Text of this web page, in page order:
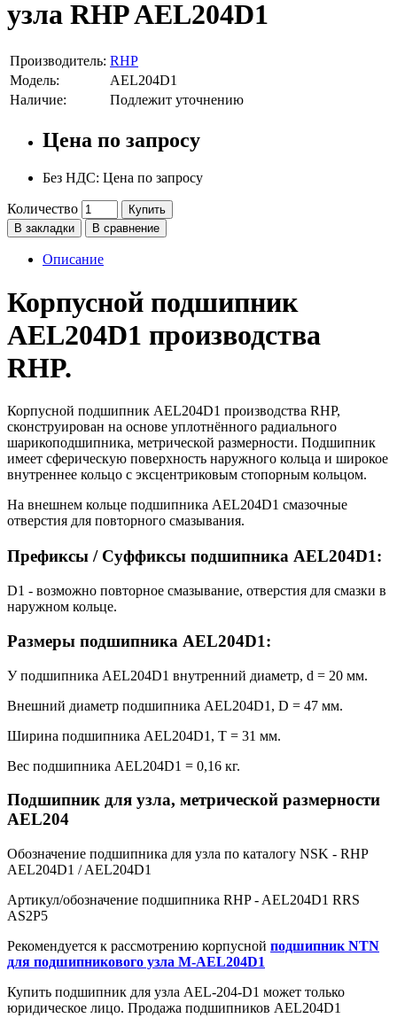
узла RHP AEL204D1
Производитель: RHP
Модель:
AEL204D1
Наличие:
Подлежит уточнению
Цена по запросу
Без НДС: Цена по запросу
Количество
Купить
В закладки
В сравнение
Описание
Корпусной подшипник
AEL204D1 производства
RHP.
Корпусной подшипник AEL204D1 производства RHP,
сконструирован на основе уплотнённого радиального
шарикоподшипника, метрической размерности. Подшипник
имеет сферическую поверхность наружного кольца и широкое
внутреннее кольцо с эксцентриковым стопорным кольцом.
На внешнем кольце подшипника AEL204D1 смазочные
отверстия для повторного смазывания.
Префиксы / Суффиксы подшипника AEL204D1:
D1 - возможно повторное смазывание, отверстия для смазки в
наружном кольце.
Размеры подшипника AEL204D1:
У подшипника AEL204D1 внутренний диаметр, d = 20 мм.
Внешний диаметр подшипника AEL204D1, D = 47 мм.
Ширина подшипника AEL204D1, T = 31 мм.
Вес подшипника AEL204D1 = 0,16 кг.
Подшипник для узла, метрической размерности
AEL204
Обозначение подшипника для узла по каталогу NSK - RHP
AEL204D1 / AEL204D1
Артикул/обозначение подшипника RHP - AEL204D1 RRS
AS2P5
Рекомендуется к рассмотрению корпусной подшипник NTN
для подшипникового узла M-AEL204D1
Купить подшипник для узла AEL-204-D1 может только
юридическое лицо. Продажа подшипников AEL204D1